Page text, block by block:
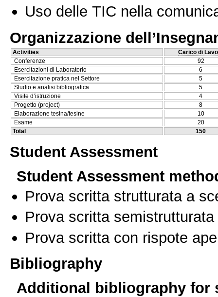
Uso delle TIC nella
Organizzazione
Activities
Carico di
Conferenze
92
Esercitazioni di Laboratorio
6
Esercitazione pratica nel Settore
5
Studio e analisi bibliografica
5
Visite d’istruzione
4
Progetto (project)
8
Elaborazione tesina/tesine
10
Esame
20
Total
150
Student Assessment
Student Assessment
Prova scritta strutturata a
Prova scritta
Prova scritta con rispote
Bibliography
Additional bibliography for